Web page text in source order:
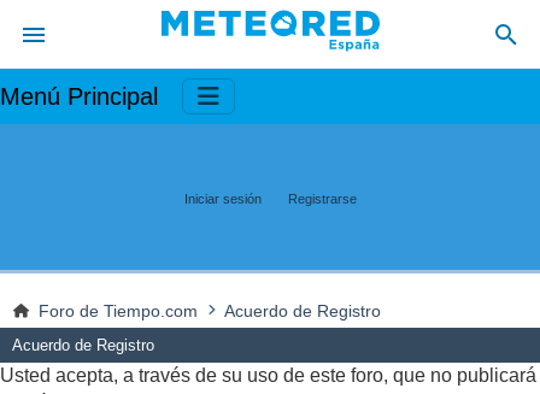
Menú Principal
Iniciar sesión Registrarse
Foro de Tiempo.com Acuerdo de Registro
Acuerdo de Registro
Usted acepta, a través de su uso de este foro, que no publicará